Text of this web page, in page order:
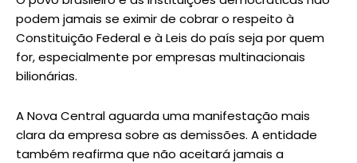
podem jamais se eximir de cobrar o respeito à
Constituição Federal e à Leis do país seja por quem
for, especialmente por empresas multinacionais
bilionárias.
A Nova Central aguarda uma manifestação mais
clara da empresa sobre as demissões. A entidade
também reafirma que não aceitará jamais a